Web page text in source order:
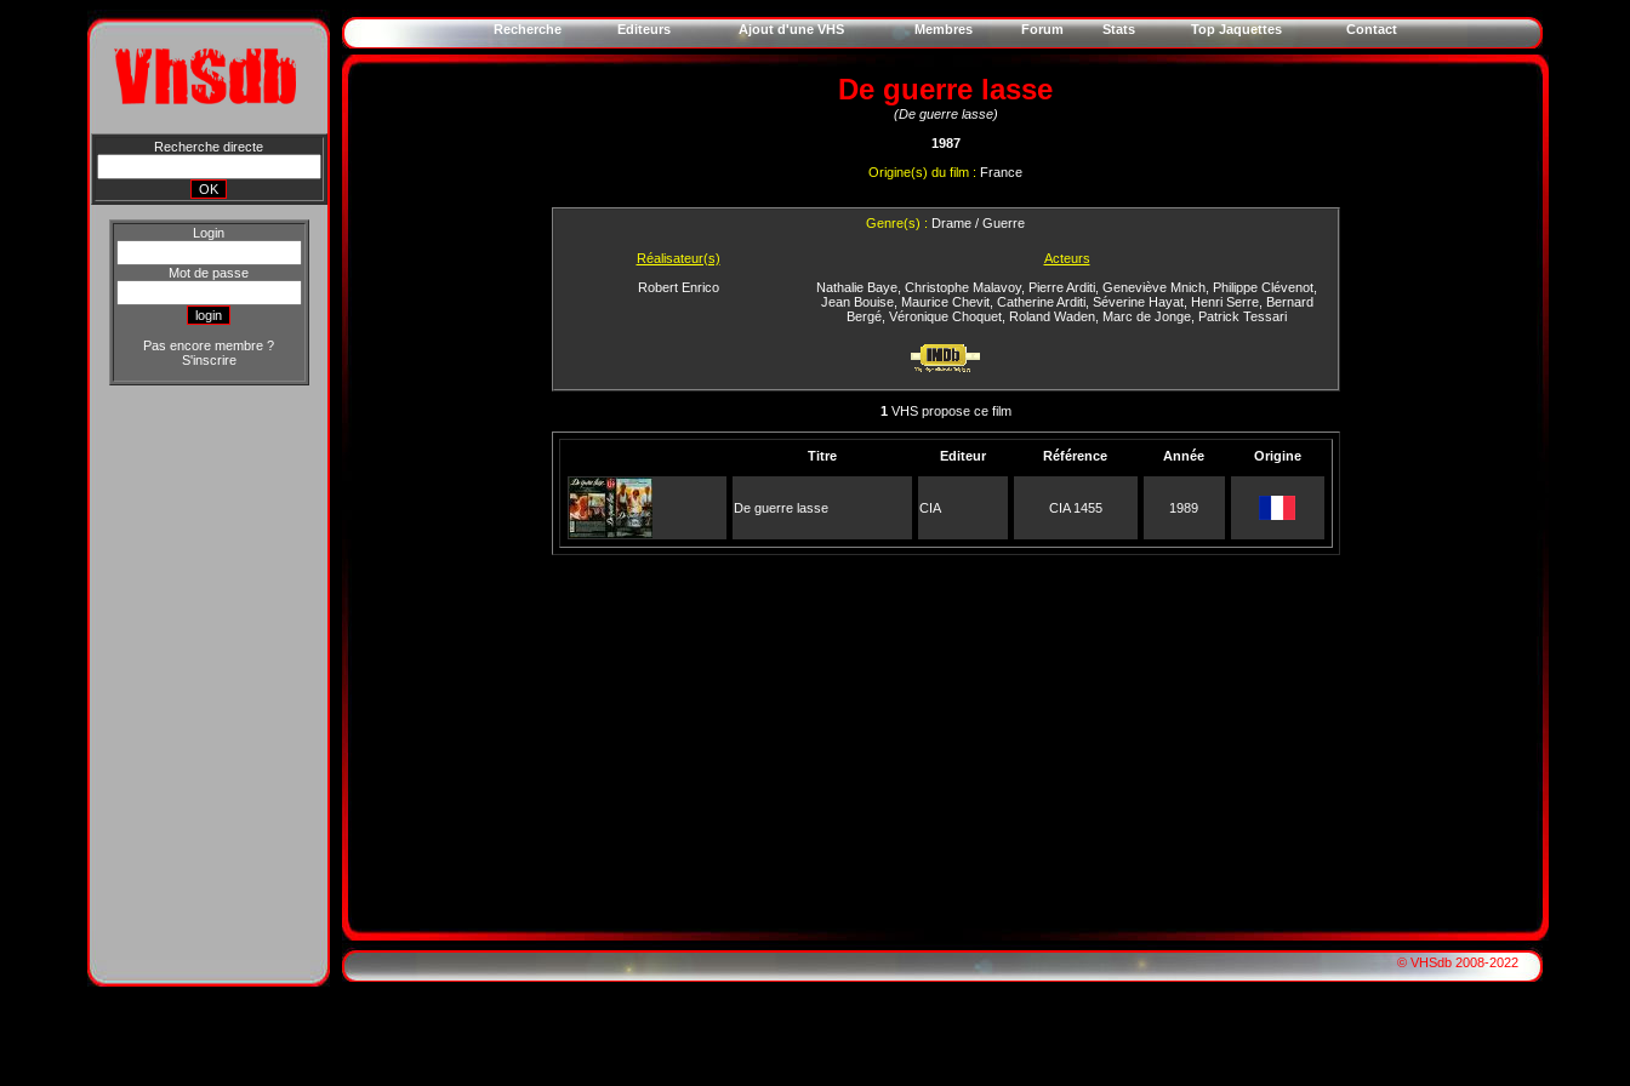
Recherche directe
Login
Mot de passe
Pas encore membre ?
S'inscrire
Recherche Editeurs Ajout d'une VHS Membres Forum Stats Top Jaquettes Contact
De guerre lasse
(De guerre lasse)
1987
Origine(s) du film : France
Genre(s) : Drame / Guerre
Réalisateur(s)
Robert Enrico
Acteurs
Nathalie Baye Christophe Malavoy, Pierre Arditi Geneviève Mnich Philippe Clévenot
Jean Bouise, Maurice Chevit, Catherine Arditi, Séverine Hayat, Henri Serre, Bernard
Bergé Véronique Choquet Roland Waden Marc de Jonge Patrick Tessari
1VHS propose ce film
Titre Editeur Référence Année Origine
De guerre lasse CIA CIA 1455 1989
© VHSdb 2008-2022